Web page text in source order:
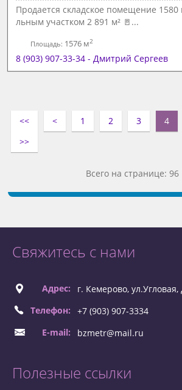
Продается складское помещение 1580
льным участком 2 891 м² 🚪...
Площадь: 1576 м2
8 (903) 907-33-34 - Дмитрий Сергеев
<< < 1 2 3 4
>>
Всего на странице: 96
Свяжитесь с нами
Адрес:
г. Кемерово, ул.Угловая,
Телефон:
+7 (903) 907-3334
E-mail:
bzmetr@mail.ru
Полезные ссылки